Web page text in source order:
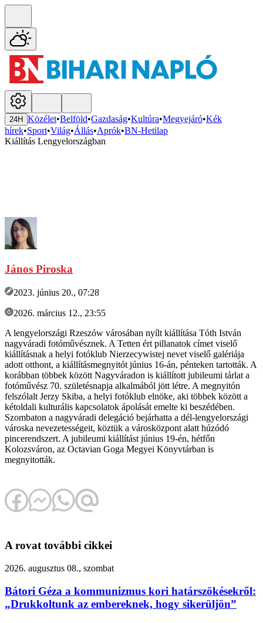
24H Közélet•Belföld•Gazdaság•Kultúra•Megyejáró•Kék
hírek•Sport•Világ•Állás•Aprók•BN-Hetilap
Kiállítás Lengyelországban
János Piroska
2023. június 20., 07:28
2026. március 12., 23:55
A lengyelországi Rzeszów városában nyílt kiállítása Tóth István
nagyváradi fotóművésznek. A Tetten ért pillanatok címet viselő
kiállításnak a helyi fotóklub Nierzecywistej nevet viselő galériája
adott otthont, a kiállításmegnyitót június 16-án, pénteken tartották. A
korábban többek között Nagyváradon is kiállított jubileumi tárlat a
fotóművész 70. születésnapja alkalmából jött létre. A megnyitón
felszólalt Jerzy Skiba, a helyi fotóklub elnöke, aki többek között a
kétoldali kulturális kapcsolatok ápolását emelte ki beszédében.
Szombaton a nagyváradi delegáció bejárhatta a dél-lengyelországi
városka nevezetességeit, köztük a városközpont alatt húzódó
pincerendszert. A jubileumi kiállítást június 19-én, hétfőn
Kolozsváron, az Octavian Goga Megyei Könyvtárban is
megnyitották.
A rovat további cikkei
2026. augusztus 08., szombat
Bátori Géza a kommunizmus kori határszökésekről:
„Drukkoltunk az embereknek, hogy sikerüljön”